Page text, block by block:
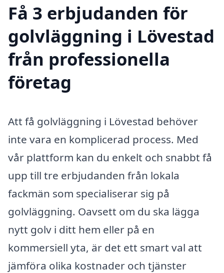
Få 3 erbjudanden för
golvläggning i Lövestad
från professionella
företag
Att få golvläggning i Lövestad behöver
inte vara en komplicerad process. Med
vår plattform kan du enkelt och snabbt få
upp till tre erbjudanden från lokala
fackmän som specialiserar sig på
golvläggning. Oavsett om du ska lägga
nytt golv i ditt hem eller på en
kommersiell yta, är det ett smart val att
jämföra olika kostnader och tjänster